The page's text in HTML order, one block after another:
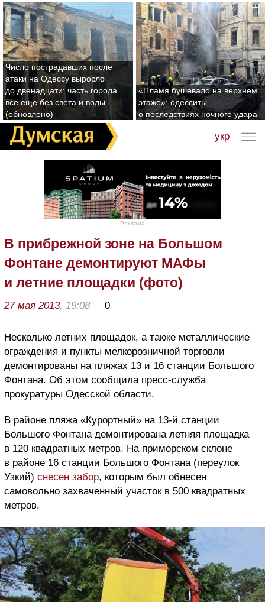
Число пострадавших после
атаки на Одессу выросло
до двенадцати: часть города
все еще без света и воды
(обновлено)
«Пламя бушевало на верхнем
этаже»: одесситы
о последствиях ночного удара
укр
Реклама
В прибрежной зоне на Большом
Фонтане демонтируют МАФы
и летние площадки (фото)
27 мая 2013, 19:08 0
Несколько летних площадок, а также металлические
ограждения и пункты мелкорозничной торговли
демонтированы на пляжах 13 и 16 станции Большого
Фонтана. Об этом сообщила пресс-служба
прокуратуры Одесской области.
В районе пляжа «Курортный» на 13-й станции
Большого Фонтана демонтирована летняя площадка
в 120 квадратных метров. На приморском склоне
в районе 16 станции Большого Фонтана (переулок
Узкий) снесен забор, которым был обнесен
самовольно захваченный участок в 500 квадратных
метров.